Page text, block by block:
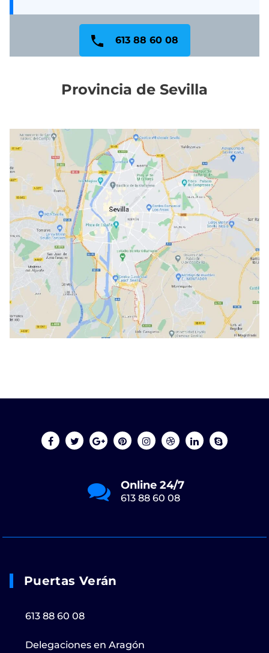
613 88 60 08
Provincia de Sevilla
Online 24/7
613 88 60 08
Puertas Verán
613 88 60 08
Delegaciones en Aragón